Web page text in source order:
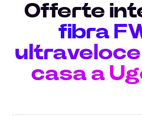
Offerte
fibra
casa a